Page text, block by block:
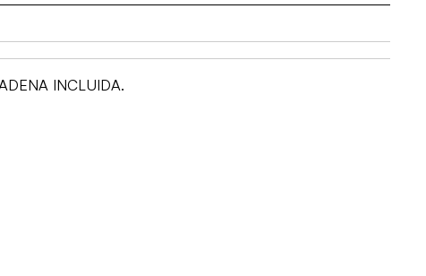
INCLUIDA.